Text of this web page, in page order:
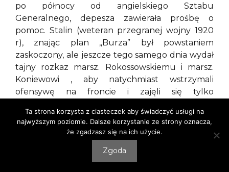
po północy od angielskiego Sztabu
Generalnego, depesza zawierała prośbę o
pomoc. Stalin (weteran przegranej wojny 1920
r), znając plan „Burza” był powstaniem
zaskoczony, ale jeszcze tego samego dnia wydał
tajny rozkaz marsz. Rokossowskiemu i marsz.
Koniewowi , aby natychmiast wstrzymali
ofensywę na froncie i zajęli się tylko
Jednocześnie zaczął taniec pozorów z aliantami.
Liczył, że czas rozwiąże sytuacje w Warszawie po
jego myśli. Jednak decyzja o wybuchu
powstania, zatrzymując ofensywę sowiecką,
zdecydowała o tym, ile obszaru niemieckiego
Ta strona korzysta z ciasteczek aby świadczyć usługi na
najwyższym poziomie. Dalsze korzystanie ze strony oznacza,
że zgadzasz się na ich użycie.
Zgoda